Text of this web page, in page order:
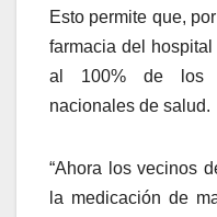
Esto permite que,
farmacia del
al 100% de los
nacionales de salud.
“Ahora los vecinos
la medicación de